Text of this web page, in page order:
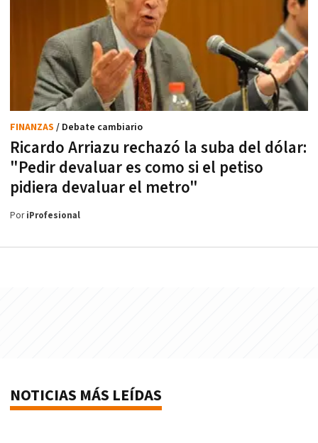
Ricardo Arriazu rechazó la suba del dólar:
"Pedir devaluar es como si el petiso
pidiera devaluar el metro"
FINANZAS / Debate cambiario
PoriProfesional
NOTICIAS MÁS LEÍDAS